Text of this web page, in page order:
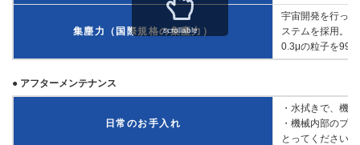
集塵力（国際規格の集塵力）
宇宙開発を行っ
ステムを採用。
0.3μの粒子を
scrollable
● アフターメンテナンス
日常のお手入れ
・水拭きで、機
・機械内部のプ
とってください。